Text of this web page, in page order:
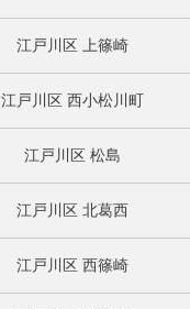
江戸川区 上篠崎
江戸川区 西小松川町
江戸川区 松島
江戸川区 北葛西
江戸川区 西篠崎